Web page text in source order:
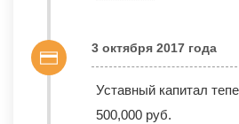
3 октября 2017 года
Уставный капитал
500,000 руб.